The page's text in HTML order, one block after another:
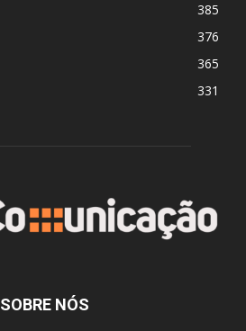
385
376
365
331
SOBRE NÓS